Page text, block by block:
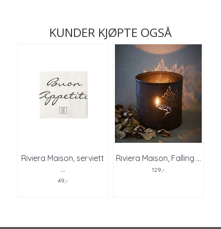
KUNDER KJØPTE OGSÅ
Riviera Maison, serviett
...
49,-
Riviera Maison, Falling ...
129,-